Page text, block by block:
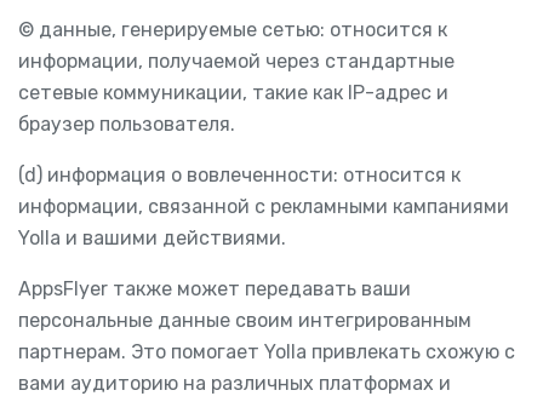
© данные, генерируемые сетью: относится к
информации, получаемой через стандартные
сетевые коммуникации, такие как IP-адрес и
браузер пользователя.
(d) информация о вовлеченности: относится к
информации, связанной с рекламными кампаниями
Yolla и вашими действиями.
AppsFlyer также может передавать ваши
персональные данные своим интегрированным
партнерам. Это помогает Yolla привлекать схожую с
вами аудиторию на различных платформах и